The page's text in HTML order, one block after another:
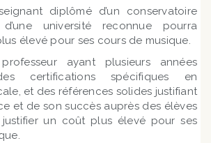
diplômé d’un conservatoire
université reconnue pourra
élevé pour ses cours de musique.
ayant plusieurs années
certifications spécifiques en
et des références solides justifiant
et de son succès auprès des élèves
un coût plus élevé pour ses